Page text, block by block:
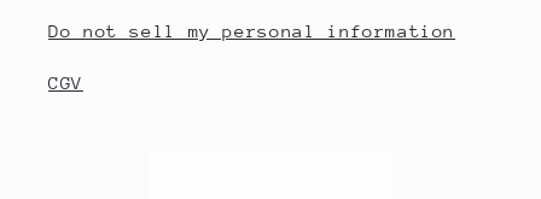
Do not sell my personal information
CGV